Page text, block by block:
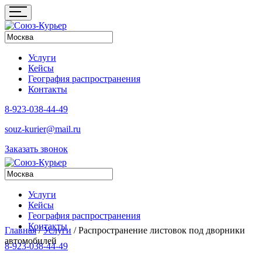
Услуги
Кейсы
География распространения
Контакты
8-923-038-44-49
souz-kurier@mail.ru
Заказать звонок
Услуги
Кейсы
География распространения
Контакты
8-923-038-44-49
Главная/Услуги /Распространение листовок под дворники
автомобилей